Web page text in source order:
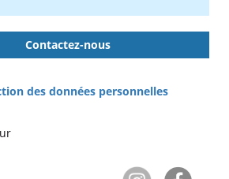
Contactez-nous
des données personnelles